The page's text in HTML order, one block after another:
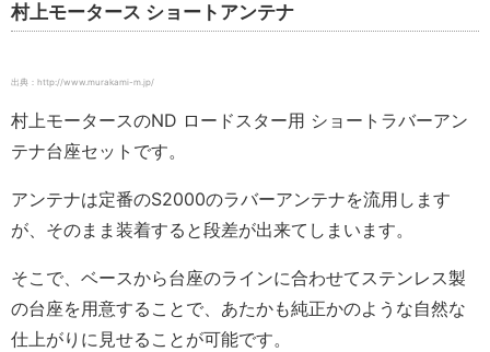
村上モータース ショートアンテナ
出典：http://www.murakami-m.jp/
村上モータースのND ロードスター用 ショートラバーアン
テナ台座セットです。
アンテナは定番のS2000のラバーアンテナを流用します
が、そのまま装着すると段差が出来てしまいます。
そこで、ベースから台座のラインに合わせてステンレス製
の台座を用意することで、あたかも純正かのような自然な
仕上がりに見せることが可能です。